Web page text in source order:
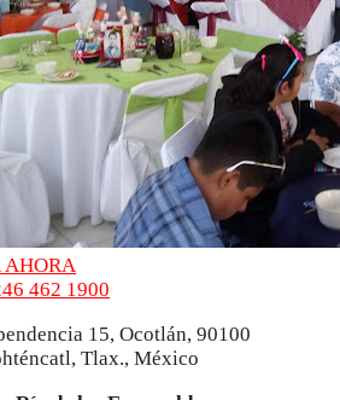
AHORA
462 1900
15, Ocotlán, 90100
Tlax., México